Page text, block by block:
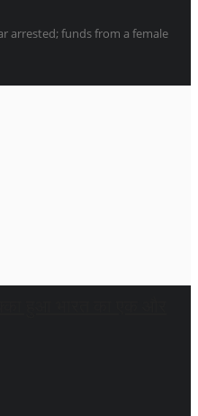
arrested; funds from a female